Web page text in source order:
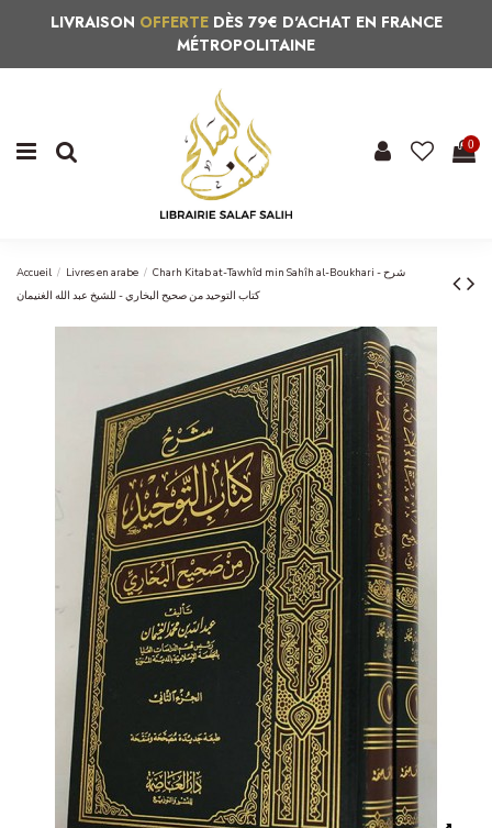
LIVRAISON OFFERTEDÈS 79€ D'ACHAT EN FRANCE
MÉTROPOLITAINE
0
Accueil Livres en arabe
Charh Kitab at-Tawhîd min Sahîh al-Boukhari - شرح
كتاب التوحيد من صحيح البخاري - للشيخ عبد الله الغنيمان